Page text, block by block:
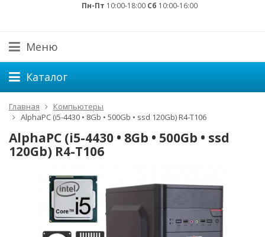
Пн-Пт 10:00-18:00 Сб 10:00-16:00
Меню
Каталог
Главная
Компьютеры
AlphaPC (i5-4430 • 8Gb • 500Gb • ssd 120Gb) R4-T106
AlphaPC (i5-4430 • 8Gb • 500Gb • ssd
120Gb) R4-T106